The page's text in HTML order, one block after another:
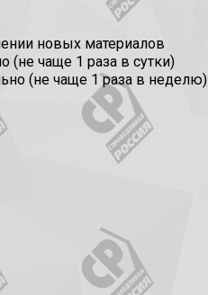
новых материалов
чаще 1 раза в сутки)
(не чаще 1 раза в неделю)